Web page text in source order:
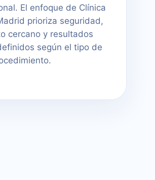
El enfoque de Clínica
prioriza seguridad,
cercano y resultados
según el tipo de